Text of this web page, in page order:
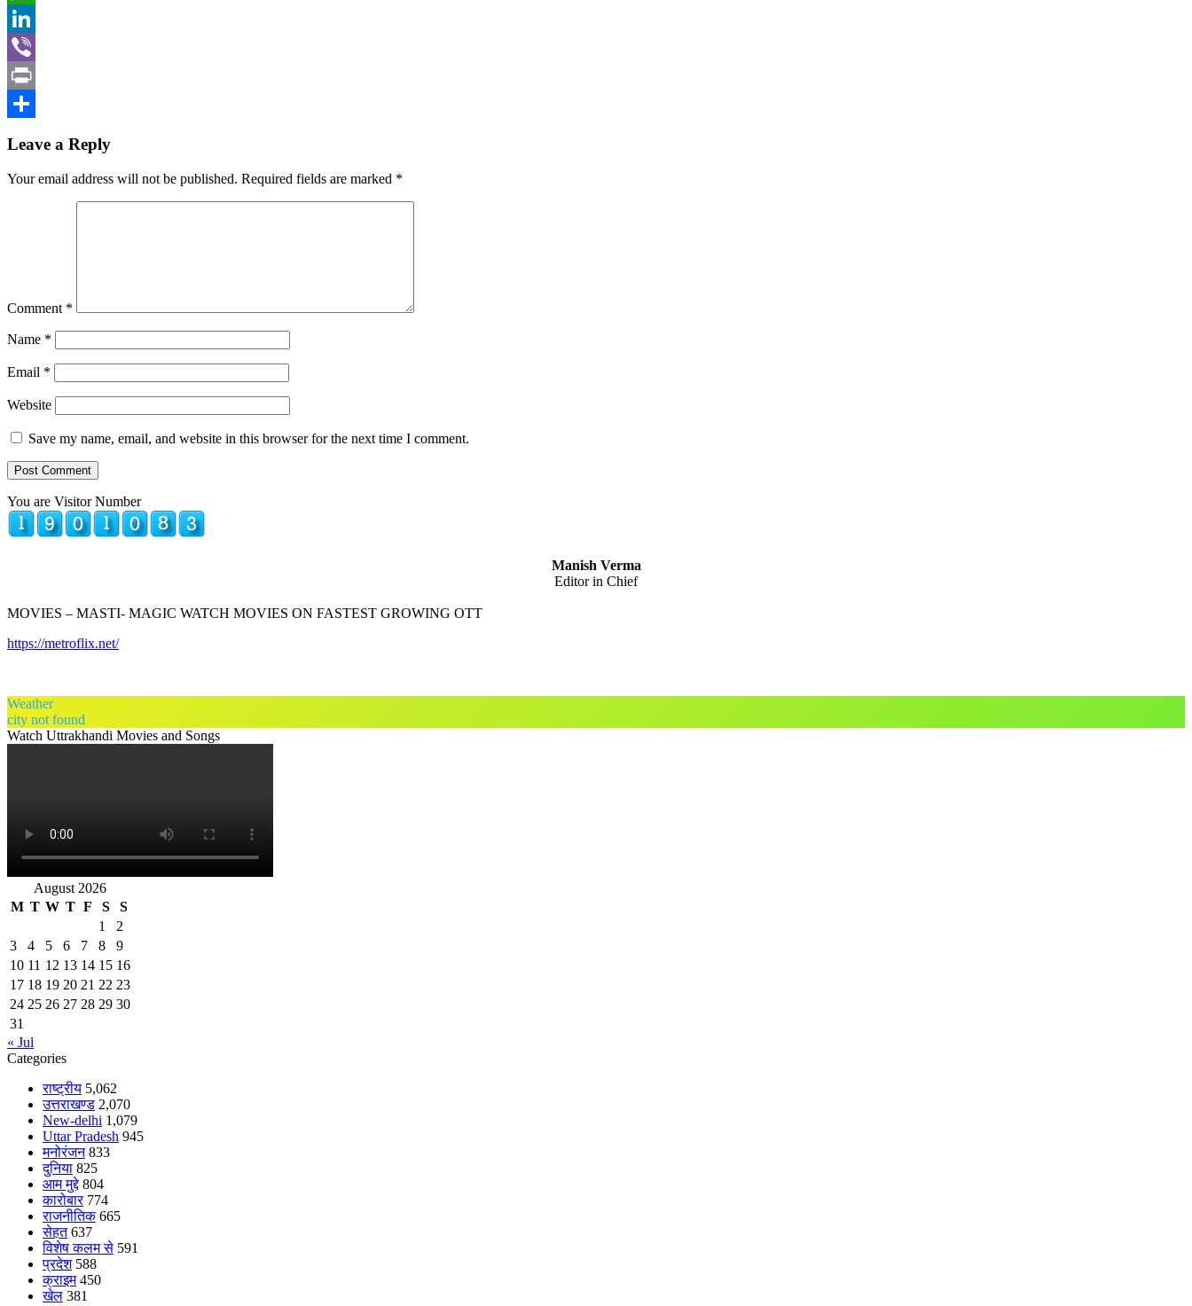
WhatsApp
LinkedIn
Viber
Print
Leave a Reply
Your email address will not be published. Required fields are marked *
Comment *
Name *
Email *
Website
Save my name, email, and website in this browser for the next time I comment.
You are Visitor Number
Manish Verma
Editor in Chief
MOVIES – MASTI- MAGIC WATCH MOVIES ON FASTEST GROWING OTT
https://metroflix.net/
Weather
city not found
Watch Uttrakhandi Movies and Songs
August 2026
M T W T F S
S
1
2
3
4 5 6 7 8
9
10 11 12 13 14 15 16
17 18 19 20 21 22 23
24 25 26 27 28 29 30
31
« Jul
Categories
राष्ट्रीय 5,062
उत्तराखण्ड 2,070
New-delhi 1,079
Uttar Pradesh 945
मनोरंजन 833
दुनिया 825
आम मुद्दे 804
कारोबार 774
राजनीतिक 665
सेहत 637
विशेष कलम से 591
प्रदेश 588
क्राइम 450
खेल 381